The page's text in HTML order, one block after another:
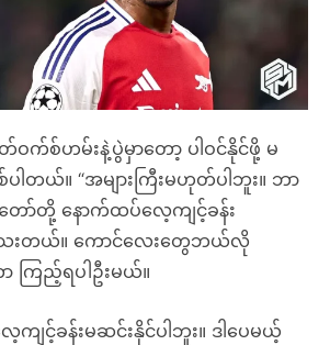
က်စ်ဟမ်းနဲ့ပွဲမှာတော့ ပါဝင်နိုင်ဖို့ မ
ပါတယ်။ “အများကြီးမဟုတ်ပါဘူး။ ဘာ
ာ်တို့ နောက်ထပ်လေ့ကျင့်ခန်း
ေးတယ်။ ကောင်လေးတွေဘယ်လို
ကြည့်ရပါဦးမယ်။
ျင့်ခန်းမဆင်းနိုင်ပါဘူး။ ဒါပေမယ့်